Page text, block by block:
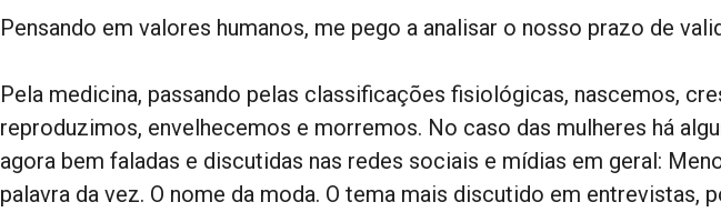
Pensando em valores humanos, me pego a analisar o nosso prazo de
Pela medicina, passando pelas classificações fisiológicas, nascemos,
reproduzimos, envelhecemos e morremos. No caso das mulheres há
agora bem faladas e discutidas nas redes sociais e mídias em geral:
palavra da vez. O nome da moda. O tema mais discutido em entrevistas,